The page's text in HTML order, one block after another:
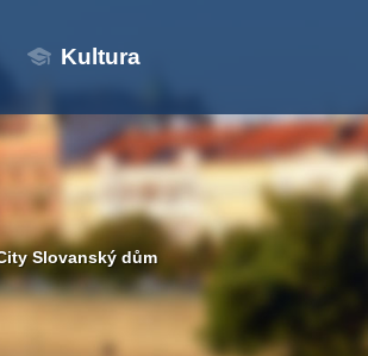
Kultura
Slovanský dům